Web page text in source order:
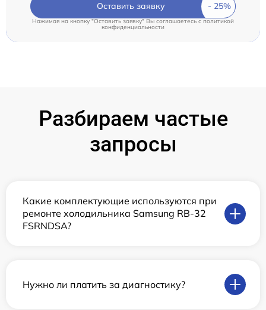
Оставить заявку
Нажимая на кнопку "Оставить заявку" Вы соглашаетесь c политикой
конфиденциальности
Разбираем частые
запросы
Какие комплектующие используются при
ремонте холодильника Samsung RB-32
FSRNDSA?
Нужно ли платить за диагностику?